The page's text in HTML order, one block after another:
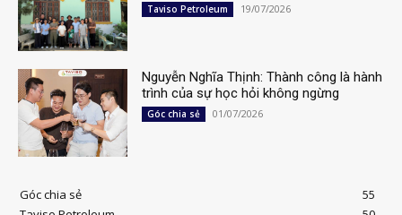
Taviso Petroleum 19/07/2026
Nguyễn Nghĩa Thịnh: Thành công là hành
trình của sự học hỏi không ngừng
Góc chia sẻ 01/07/2026
Góc chia sẻ
55